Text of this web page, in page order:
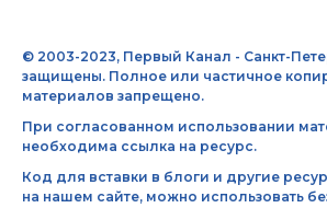
© 2003-2023, Первый Канал - Санкт-
защищены. Полное или частичное
материалов запрещено.
При согласованном использовании
необходима ссылка на ресурс.
Код для вставки в блоги и другие
на нашем сайте, можно использовать